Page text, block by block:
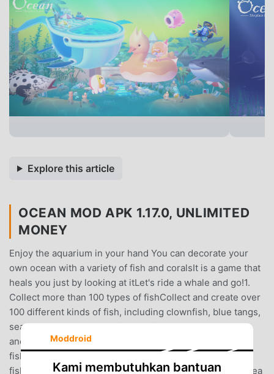
Explore this article
OCEAN MOD APK 1.17.0, UNLIMITED
MONEY
Enjoy the aquarium in your hand You can decorate your
own ocean with a variety of fish and coralsIt is a game that
heals you just by looking at itLet's ride a whale and go!1.
Collect more than 100 types of fishCollect and create over
100 different kinds of fish, including clownfish, blue tangs,
sea turtles, manta rays, giant squids, humpback whales,
and many more.2. Experience diverse interactions with
fishA special time to get in touch with my collected
fish!Take a peaceful ride by holding on to the back of a sea
Moddroid
Kami membutuhkan bantuan